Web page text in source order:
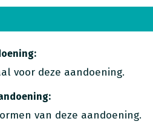
voor deze aandoening.
van deze aandoening.